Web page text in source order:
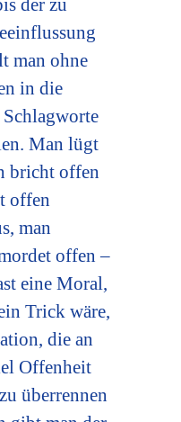
der zu
man ohne
in die
Man lügt
bricht offen
offen
man
offen –
eine Moral,
Trick wäre,
die an
Offenheit
überrennen